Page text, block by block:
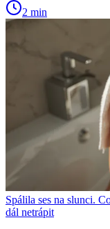
2 min
Spálila ses na slunci.
dál netrápit